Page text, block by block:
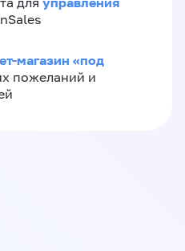
магазин «‎под
пожеланий и